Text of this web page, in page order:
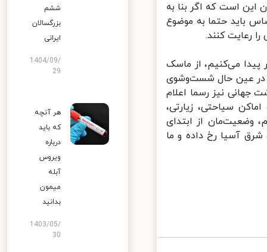
است که اگر بنا به
باید حتما به موضوع
رعایت کنند.
می‌کنیم، از ماسک
زنجیره انتقال بیماری کووید-19 می‌شود. در عین حال شست‌وشوی
نیز رسما اعلام
سیاحتی، زیارتی،
از ابتدای
آسیا رخ داده و ما
ششم
بزرگسالان
ایرانی
1404/09/
29
هر آنچه
که باید
درباره
ویروس
آبله
میمون
بدانید
1403/05/
30